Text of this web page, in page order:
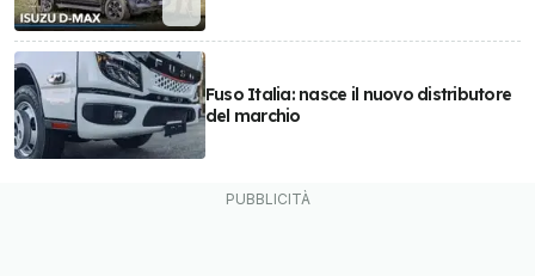
Fuso Italia: nasce il nuovo distributore
del marchio